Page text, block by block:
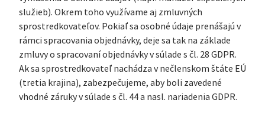
služieb). Okrem toho využívame aj zmluvných
sprostredkovateľov. Pokiaľ sa osobné údaje prenášajú v
rámci spracovania objednávky, deje sa tak na základe
zmluvy o spracovaní objednávky v súlade s čl. 28 GDPR.
Ak sa sprostredkovateľ nachádza v nečlenskom štáte EÚ
(tretia krajina), zabezpečujeme, aby boli zavedené
vhodné záruky v súlade s čl. 44 a nasl. nariadenia GDPR.